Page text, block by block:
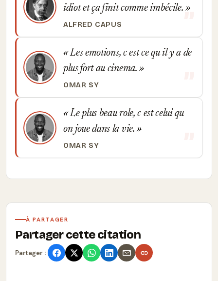
idiot et ça finit comme imbécile.
ALFRED CAPUS
Les emotions, c est ce qu il y a de
plus fort au cinema.
OMAR SY
Le plus beau role, c est celui qu
on joue dans la vie.
OMAR SY
À PARTAGER
Partager cette citation
Partager :